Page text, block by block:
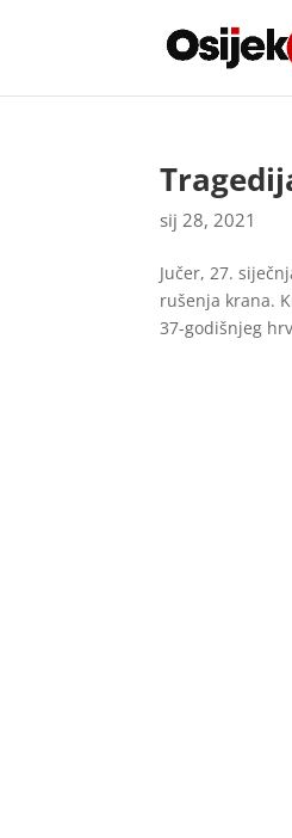
sij 28, 2021
Jučer, 27.
rušenja krana.
37-godišnjeg